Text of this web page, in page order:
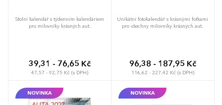
Stolní kalendář s týdenním kalendáriem
pro milovníky krásných aut.
39,31 - 76,65 Kč
47,57 - 92,75 Kč (s DPH)
Unikátní fotokalendář s krásnými fotkami
pro všechny milovníky krásných aut.
96,38 - 187,95 Kč
116,62 - 227,42 Kč (s DPH)
NOVINKA NOVINKA